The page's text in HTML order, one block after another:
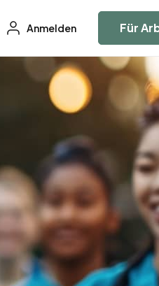
Anmelden Für